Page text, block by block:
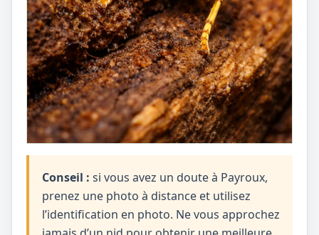
Conseil : si vous avez un doute à Payroux,
prenez une photo à distance et utilisez
l’identification en photo. Ne vous approchez